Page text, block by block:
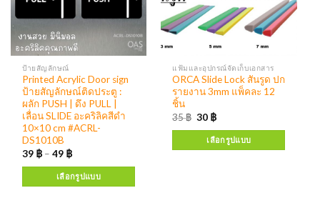
แฟ้มและอุปกรณ์จัดเก็บเอกสาร
ORCA Slide Lock สันรูด ปก
รายงาน 3mm แพ็คละ 12
ชิ้น
35฿ 30 ฿
เลือกรูปแบบ
ป้ายสัญลักษณ์
Printed Acrylic Door sign
ป้ายสัญลักษณ์ติดประตู :
ผลัก PUSH | ดึง PULL |
เลื่อน SLIDE อะคริลิคสีดำ
10×10 cm #ACRL-
DS1010B
39 ฿ –49 ฿
เลือกรูปแบบ